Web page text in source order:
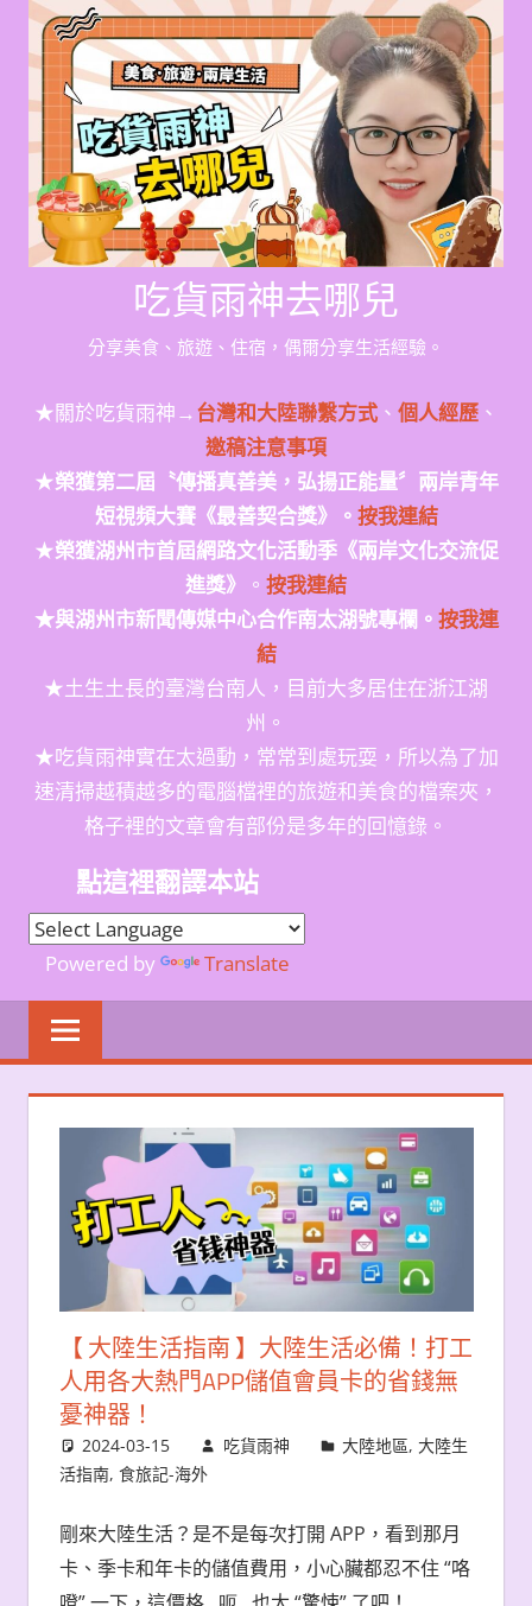
Skip
content
吃貨雨神去哪兒
分享美食、旅遊、住宿，偶爾分享生活經驗。
★關於吃貨雨神→台灣和大陸聯繫方式、 個人經歷、
邀稿注意事項
★榮獲第二屆〝傳播真善美，弘揚正能量〞兩岸青年
短視頻大賽《最善契合獎》。 按我連結
★榮獲湖州市首屆網路文化活動季《兩岸文化交流促
進獎》
。 按我連結
★與湖州市新聞傳媒中心合作南太湖號專欄。 按我連
結
★土生土長的臺灣台南人，目前大多居住在浙江湖
州。
★吃貨雨神實在太過動，常常到處玩耍，所以為了加
速清掃越積越多的電腦檔裡的旅遊和美食的檔案夾，
格子裡的文章會有部份是多年的回憶錄。
點這裡翻譯本站
Powered by Translate
【 大陸生活指南 】大陸生活必備！打工
人用各大熱門APP儲值會員卡的省錢無
憂神器！
2024-03-15 吃貨雨神 大陸地區,大陸生
活指南, 食旅記-海外
剛來大陸生活？是不是每次打開 APP ，看到那月
卡、季卡和年卡的儲值費用，小心臟都忍不住“咯